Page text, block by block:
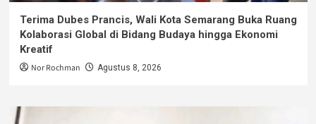
Terima Dubes Prancis, Wali Kota Semarang Buka Ruang
Kolaborasi Global di Bidang Budaya hingga Ekonomi
Kreatif
Nor Rochman Agustus 8, 2026